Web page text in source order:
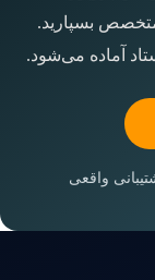
بسپارید.
آماده می‌شود.
واقعی